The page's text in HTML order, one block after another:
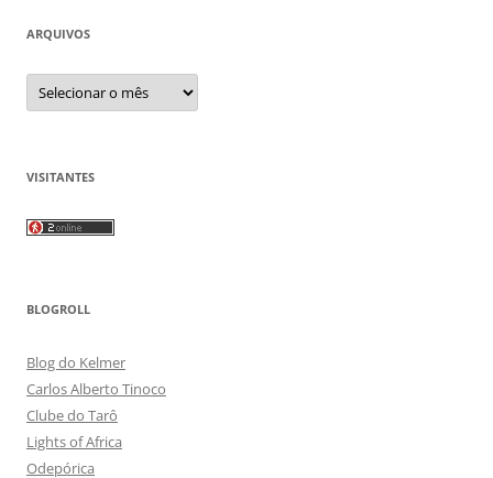
ARQUIVOS
Arquivos
VISITANTES
BLOGROLL
Blog do Kelmer
Carlos Alberto Tinoco
Clube do Tarô
Lights of Africa
Odepórica